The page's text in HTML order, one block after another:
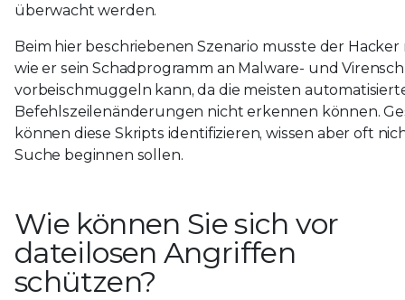
überwacht werden.
Beim hier beschriebenen Szenario musste der
wie er sein Schadprogramm an Malware- und
vorbeischmuggeln kann, da die meisten
Befehlszeilenänderungen nicht erkennen können.
können diese Skripts identifizieren, wissen aber oft
Suche beginnen sollen.
Wie können Sie sich vor
dateilosen Angriffen
schützen?